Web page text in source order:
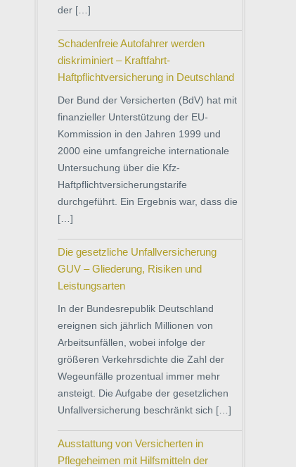
der […]
Schadenfreie Autofahrer werden
diskriminiert – Kraftfahrt-
Haftpflichtversicherung in Deutschland
Der Bund der Versicherten (BdV) hat mit
finanzieller Unterstützung der EU-
Kommission in den Jahren 1999 und
2000 eine umfangreiche internationale
Untersuchung über die Kfz-
Haftpflichtversicherungstarife
durchgeführt. Ein Ergebnis war, dass die
[…]
Die gesetzliche Unfallversicherung
GUV – Gliederung, Risiken und
Leistungsarten
In der Bundesrepublik Deutschland
ereignen sich jährlich Millionen von
Arbeitsunfällen, wobei infolge der
größeren Verkehrsdichte die Zahl der
Wegeunfälle prozentual immer mehr
ansteigt. Die Aufgabe der gesetzlichen
Unfallversicherung beschränkt sich […]
Ausstattung von Versicherten in
Pflegeheimen mit Hilfsmitteln der